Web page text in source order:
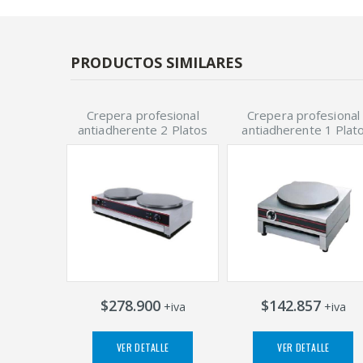
PRODUCTOS SIMILARES
Crepera profesional
antiadherente 2 Platos
$278.900+iva
VER DETALLE
Crepera profesional
antiadherente 1
$142.857+iva
VER DETALLE